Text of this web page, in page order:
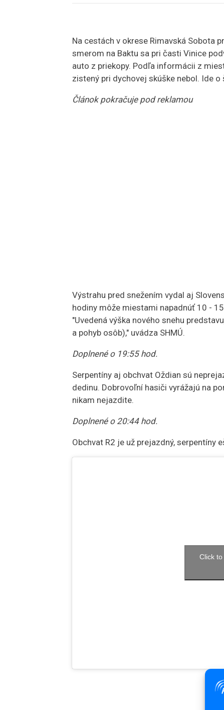
Na cestách v okrese Rimavská Sobota
smerom na Baktu sa pri časti Vinice
auto z priekopy. Podľa informácii z
zistený pri dychovej skúške nebol. Ide
Článok pokračuje pod reklamou
Výstrahu pred snežením vydal aj
hodiny môže miestami napadnúť 10 -
"Uvedená výška nového snehu
a pohyb osôb)," uvádza SHMÚ.
Doplnené o 19:55 hod.
Serpentíny aj obchvat Oždian sú
dedinu. Dobrovoľní hasiči vyrážajú na
nikam nejazdite.
Doplnené o 20:44 hod.
Obchvat R2 je už prejazdný, serpentíny
Click